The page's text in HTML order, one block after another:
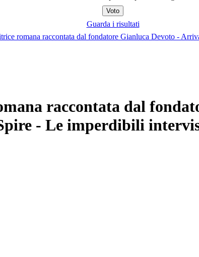
Guarda i risultati
romana raccontata dal fondatore Gianluca Devoto -
raccontata dal
- Le imperdibili